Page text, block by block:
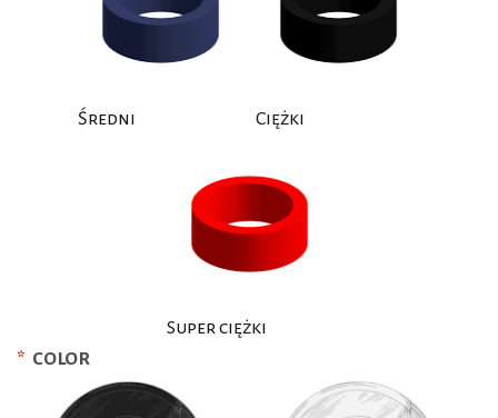
Średni Ciężki
Super ciężki
* COLOR